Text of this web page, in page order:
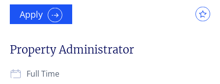
Apply
Property Administrator
Full Time